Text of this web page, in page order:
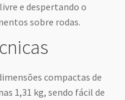
e despertando o
sobre rodas.
compactas de
1,31 kg, sendo fácil de